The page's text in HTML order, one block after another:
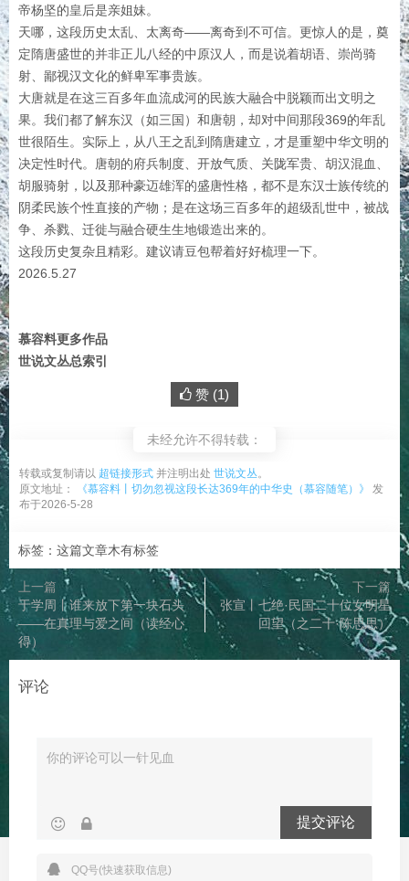
帝杨坚的皇后是亲姐妹。
天哪，这段历史太乱、太离奇——离奇到不可信。更惊人的是，奠
定隋唐盛世的并非正儿八经的中原汉人，而是说着胡语、崇尚骑
射、鄙视汉文化的鲜卑军事贵族。
大唐就是在这三百多年血流成河的民族大融合中脱颖而出文明之
果。我们都了解东汉（如三国）和唐朝，却对中间那段369的年乱
世很陌生。实际上，从八王之乱到隋唐建立，才是重塑中华文明的
决定性时代。唐朝的府兵制度、开放气质、关陇军贵、胡汉混血、
胡服骑射，以及那种豪迈雄浑的盛唐性格，都不是东汉士族传统的
阴柔民族个性直接的产物；是在这场三百多年的超级乱世中，被战
争、杀戮、迁徙与融合硬生生地锻造出来的。
这段历史复杂且精彩。建议请豆包帮着好好梳理一下。
2026.5.27
慕容料更多作品
世说文丛总索引
赞 (1)
未经允许不得转载：
转载或复制请以 超链接形式 并注明出处 世说文丛。
原文地址：
《慕容料丨切勿忽视这段长达369年的中华史（慕容随笔）》
发
布于2026-5-28
标签：这篇文章木有标签
上一篇
于学周丨谁来放下第一块石头
——在真理与爱之间（读经心
得）
下一篇
张宣丨七绝·民国二十位女明星
回望（之二十·陈思思）
评论
提交评论